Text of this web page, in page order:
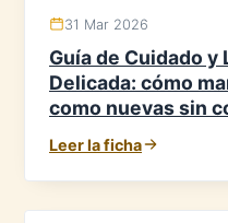
31 Mar 2026
Guía de Cuidado y
Delicada: cómo
como nuevas sin
Leer la ficha